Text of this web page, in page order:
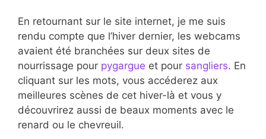
En retournant sur le site internet, je me suis
rendu compte que l’hiver dernier, les webcams
avaient été branchées sur deux sites de
nourrissage pour pygargue et pour sangliers. En
cliquant sur les mots, vous accéderez aux
meilleures scènes de cet hiver-là et vous y
découvrirez aussi de beaux moments avec le
renard ou le chevreuil.